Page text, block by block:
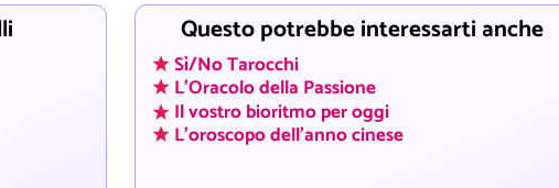
Questo potrebbe interessarti anche
Sì/No Tarocchi
L'Oracolo della Passione
Il vostro bioritmo per oggi
L'oroscopo dell'anno cinese